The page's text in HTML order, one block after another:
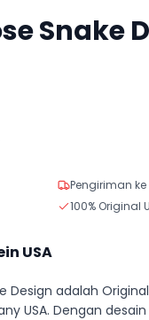
Snake
Pengiriman
100% Original
USA
Design adalah
USA. Dengan